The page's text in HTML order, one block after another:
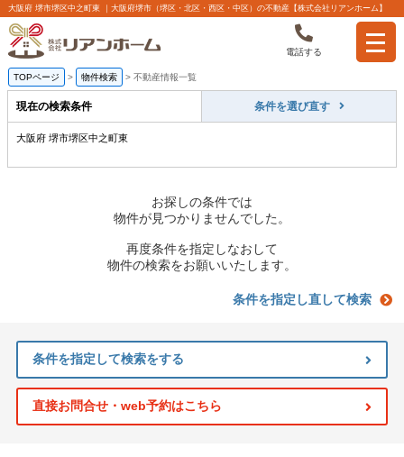
大阪府 堺市堺区中之町東 ｜大阪府堺市（堺区・北区・西区・中区）の不動産【株式会社リアンホーム】
電話する
TOPページ > 物件検索 > 不動産情報一覧
現在の検索条件 条件を選び直す
大阪府 堺市堺区中之町東
お探しの条件では
物件が見つかりませんでした。
再度条件を指定しなおして
物件の検索をお願いいたします。
条件を指定し直して検索
条件を指定して検索をする
直接お問合せ・web予約はこちら